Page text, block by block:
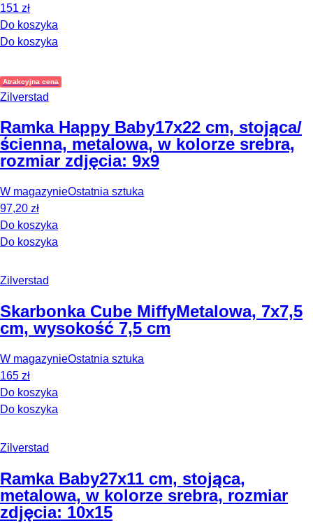
151 zł
Do koszyka
Do koszyka
Atrakcyjna cena
Zilverstad
Ramka Happy Baby17x22 cm, stojąca/
ścienna, metalowa, w kolorze srebra,
rozmiar zdjęcia: 9x9
W magazynieOstatnia sztuka
97,20 zł
Do koszyka
Do koszyka
Zilverstad
Skarbonka Cube MiffyMetalowa, 7x7,5
cm, wysokość 7,5 cm
W magazynieOstatnia sztuka
165 zł
Do koszyka
Do koszyka
Zilverstad
Ramka Baby27x11 cm, stojąca,
metalowa, w kolorze srebra, rozmiar
zdjęcia: 10x15